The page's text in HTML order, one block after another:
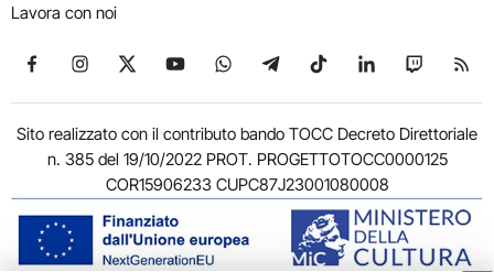
Lavora con noi
Seguici su Facebook
Seguici su Instagram
Seguici su X
Seguici su YouTube
Seguici su WhatsApp
Seguici su Telegram
Seguici su TikTok
Seguici su
Seguici
Sito realizzato con il contributo bando TOCC Decreto Direttoriale
n. 385 del 19/10/2022 PROT. PROGETTOTOCC0000125
COR15906233 CUPC87J23001080008